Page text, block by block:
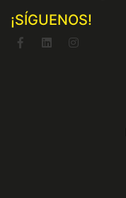
¡SÍGUENOS!